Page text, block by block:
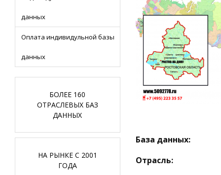
данных
Оплата индивидульной базы
данных
БОЛЕЕ 160
ОТРАСЛЕВЫХ БАЗ
ДАННЫХ
НА РЫНКЕ С 2001
ГОДА
База данных:
Отрасль: